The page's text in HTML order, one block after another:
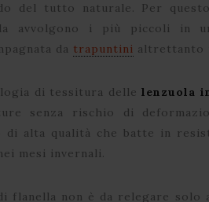
del tutto naturale. Per
avvolgono i più piccoli in
da trapuntini altrettanto
di tessitura dellelenzuola
senza rischio di
di alta qualità che batte in
mesi invernali.
flanella non è da relegare solo